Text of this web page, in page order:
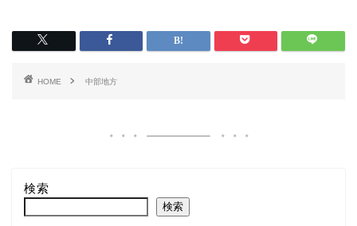
HOME 中部地方
検索
検索